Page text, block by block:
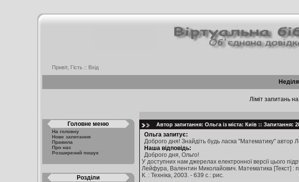
Привіт, Гість :: Вхід
Ліміт запитань
Головне меню
На головну
Нове запитання
Правила
Про нас
Розширений пошук
Розділи
Автор запитання: Ольга із міста: Київ :: Запитання:
Ольга запитує:
Доброго дня! Знайдіть будь ласка "Математику" автор
Наша відповідь:
Доброго дня, Ольго!
У доступних нам джерелах електронної версії цього
Лейфура, Валентин Миколайович. Математика [Текст] :
К. : Техніка, 2003. - 639 с.: рис.